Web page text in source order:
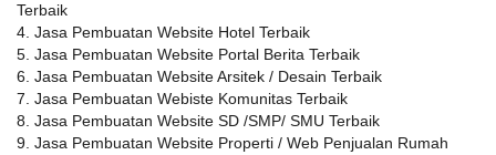
Terbaik
4. Jasa Pembuatan Website Hotel Terbaik
5. Jasa Pembuatan Website Portal Berita Terbaik
6. Jasa Pembuatan Website Arsitek / Desain Terbaik
7. Jasa Pembuatan Webiste Komunitas Terbaik
8. Jasa Pembuatan Website SD /SMP/ SMU Terbaik
9. Jasa Pembuatan Website Properti / Web Penjualan Rumah